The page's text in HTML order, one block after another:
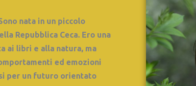
nata in un piccolo
Repubblica Ceca. Ero una
ai libri e alla natura, ma
ed emozioni
per un futuro orientato